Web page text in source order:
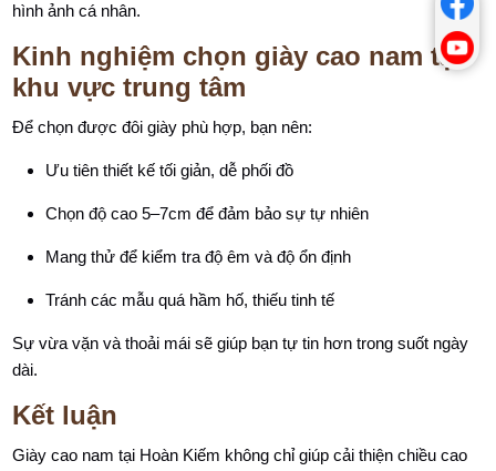
hình ảnh cá nhân.
Kinh nghiệm chọn giày cao nam tại
khu vực trung tâm
Để chọn được đôi giày phù hợp, bạn nên:
Ưu tiên thiết kế tối giản, dễ phối đồ
Chọn độ cao 5–7cm để đảm bảo sự tự nhiên
Mang thử để kiểm tra độ êm và độ ổn định
Tránh các mẫu quá hầm hố, thiếu tinh tế
Sự vừa vặn và thoải mái sẽ giúp bạn tự tin hơn trong suốt ngày
dài.
Kết luận
Giày cao nam tại Hoàn Kiếm không chỉ giúp cải thiện chiều cao